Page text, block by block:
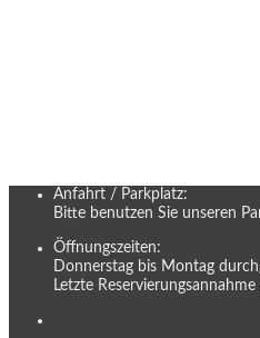
Anfahrt / Parkplatz:
Bitte benutzen Sie unseren
Öffnungszeiten:
Donnerstag bis Montag
Letzte